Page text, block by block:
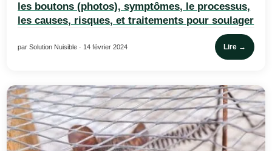
les boutons (photos), symptômes, le processus,
les causes, risques, et traitements pour soulager
par Solution Nuisible · 14 février 2024 Lire →